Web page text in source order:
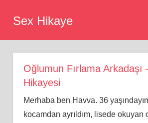
Sex Hikaye
Oğlumun Fırlama Arkadaşı
Hikayesi
Merhaba ben Havva. 36
kocamdan ayrıldım, lisede okuyan